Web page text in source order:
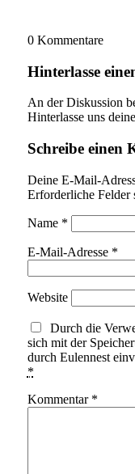
0 Kommentare
Hinterlasse
An der Diskussion
Hinterlasse uns
Schreibe einen
Deine E-Mail-
Erforderliche Felder
Name *
E-Mail-Adresse *
Website
Durch die
sich mit der
durch Eulennest
*
Kommentar *